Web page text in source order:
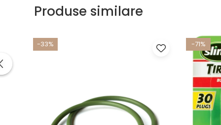
Produse similare
-33% -71%